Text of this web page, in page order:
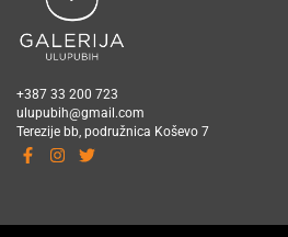
+387 33 200 723
ulupubih@gmail.com
Terezije bb, podružnica Koševo 7